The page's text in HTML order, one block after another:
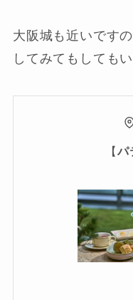
大阪城も近いです
してみてもしても
【パ